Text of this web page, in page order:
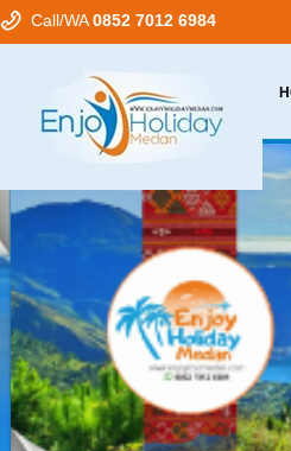
Call/WA0852 7012 6984